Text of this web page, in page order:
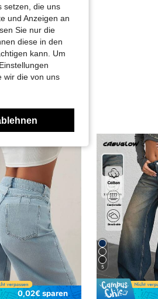
0,02€ sparen
5
setzen, die uns
und Anzeigen an
Sie nur die
diese in den
kann. Um
wir die von uns